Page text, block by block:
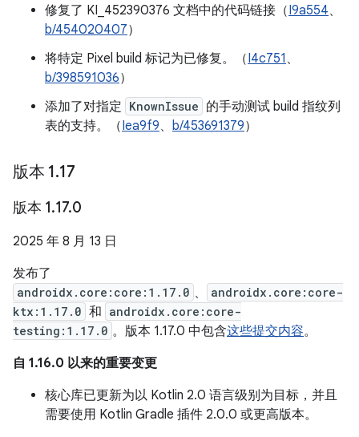
修复了 KI_452390376 文档中的代码链接（I9a554、
b/454020407）
将特定 Pixel build 标记为已修复。（I4c751 、
b/398591036）
添加了对指定 KnownIssue 的手动测试 build 指纹列
表的支持。（Iea9f9、 b/453691379）
版本 1.17
版本 1.17.0
2025 年 8 月 13 日
发布了
androidx.core:core:1.17.0 、
androidx.core:core-
ktx:1.17.0 和 androidx.core:core-
testing:1.17.0 。版本 1.17.0 中包含这些提交内容。
自 1.16.0 以来的重要变更
核心库已更新为以 Kotlin 2.0 语言级别为目标，并且
需要使用 Kotlin Gradle 插件 2.0.0 或更高版本。